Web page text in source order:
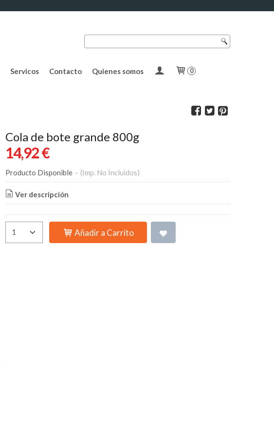
Servicos Contacto Quienes somos 0
Cola de bote grande 800g
14,92 €
Producto Disponible - (Imp. No Incluidos)
Ver descripción
Añadir a Carrito